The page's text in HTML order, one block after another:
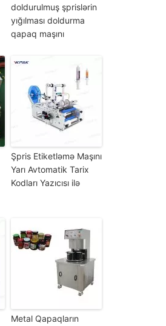
doldurulmuş şprislərin
yığılması doldurma
qapaq maşını
Şpris Etiketləmə Maşını
Yarı Avtomatik Tarix
Kodları Yazıcısı ilə
Metal Qapaqların